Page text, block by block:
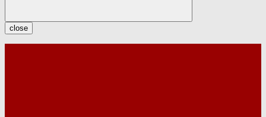
close